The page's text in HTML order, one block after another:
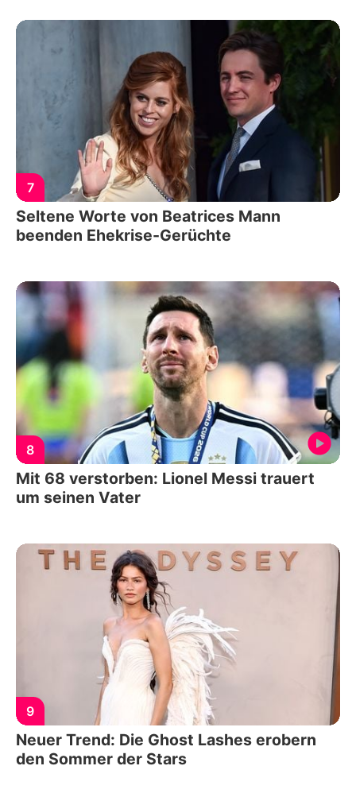
7
Seltene Worte von Beatrices Mann
beenden Ehekrise-Gerüchte
8
Mit 68 verstorben: Lionel Messi trauert
um seinen Vater
9
Neuer Trend: Die Ghost Lashes erobern
den Sommer der Stars